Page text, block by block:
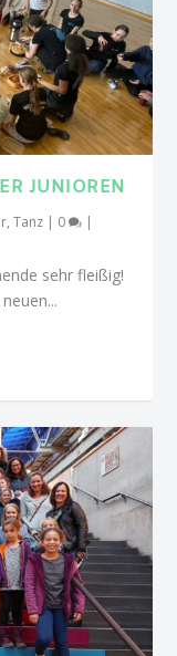
JUNIOREN
,Tanz | 0 |
sehr fleißig!